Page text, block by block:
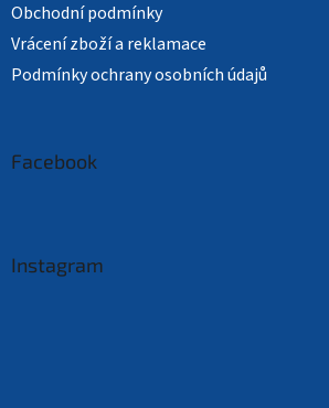
Obchodní podmínky
Vrácení zboží a reklamace
Podmínky ochrany osobních údajů
Facebook
Instagram